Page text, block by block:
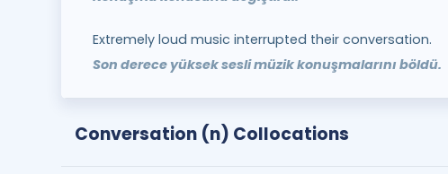
Extremely loud music interrupted their conversation.
Son derece yüksek sesli müzik konuşmalarını böldü.
Conversation (n) Collocations